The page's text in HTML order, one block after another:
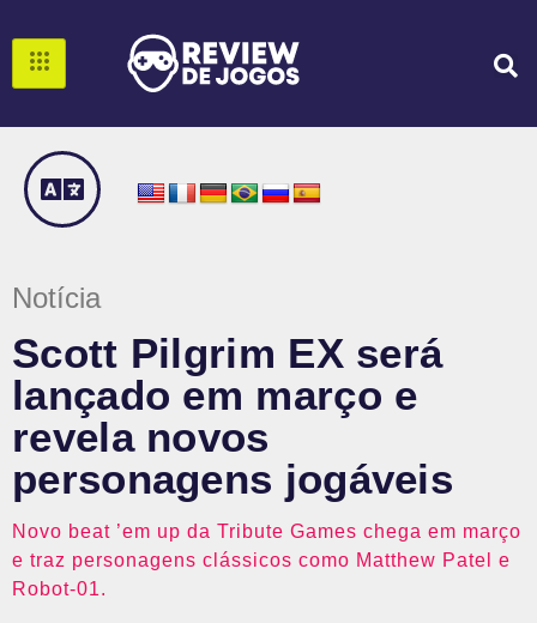
Notícia
Scott Pilgrim EX será
lançado em março e
revela novos
personagens jogáveis
Novo beat ’em up da Tribute Games chega em março
e traz personagens clássicos como Matthew Patel e
Robot-01.